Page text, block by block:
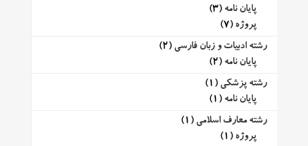
پایان نامه (3)
پروژه (7)
رشته ادبیات و زبان فارسی (2)
پایان نامه (2)
رشته پزشکی (1)
پایان نامه (1)
رشته معارف اسلامی (1)
پروژه (1)